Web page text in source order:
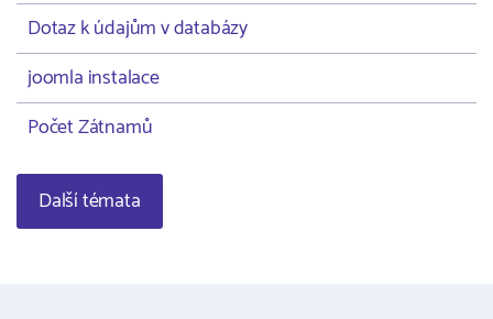
Dotaz k údajům v databázy
joomla instalace
Počet Zátnamů
Další témata